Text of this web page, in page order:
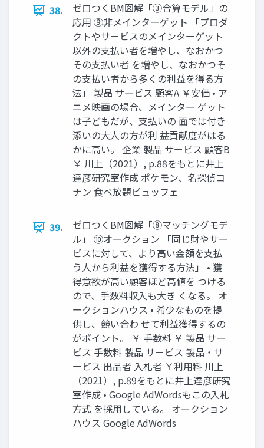
38.
ゼロつくBM図解「③合算モデル」の
応用 ⑨非メインターゲット 「プロダ
クトやサービスのメインターゲット
以外の支払い者を増やし、なおかつ
その支払い者 を増やし、なおかつそ
の支払い者から多くの利益を得る方
法」 製品 サービス 顧客A ￥安価 • ア
ニメ映画の場合、メインター ゲット
は子どもだが、支払いの 面では付き
添いの大人の方が利 益貢献度がはる
かに高い。 企業 製品 サービス 顧客B
￥ 川上（2021）, p.88をもとに井上
達彦研究室作成 ポケモン、名探偵コ
ナン 食べ放題ビュッフェ
39.
ゼロつくBM図解「⑧マッチングモデ
ル」 ⑩オークション 「同じ財やサー
ビスに対して、より高い金額を支払
う人から利益を獲得する方法」 • 獲
得意欲が高い顧客ほど高値を つける
ので、手数料収入も大き くなる。 オ
ークションハウス • 希少なものを提
供し、競い合わ せて利益獲得するの
がポイント。 ￥ 手数料 ￥ 製品 サー
ビス 手数料 製品 サービス 製品・サ
ービス 出品者 入札者 ￥利用料 川上
（2021）, p.89をもとに井上達彦研究
室作成 • Google AdWordsもこの入札
方式 を採用している。 オークション
ハウス Google AdWords